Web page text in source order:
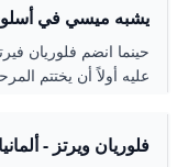
يشبه ميسي في
نادي باير ليفركوزن
حينما انضم فلوريان
عليه أولاً أن يختتم
فلوريان ويرتز - ألمانيا